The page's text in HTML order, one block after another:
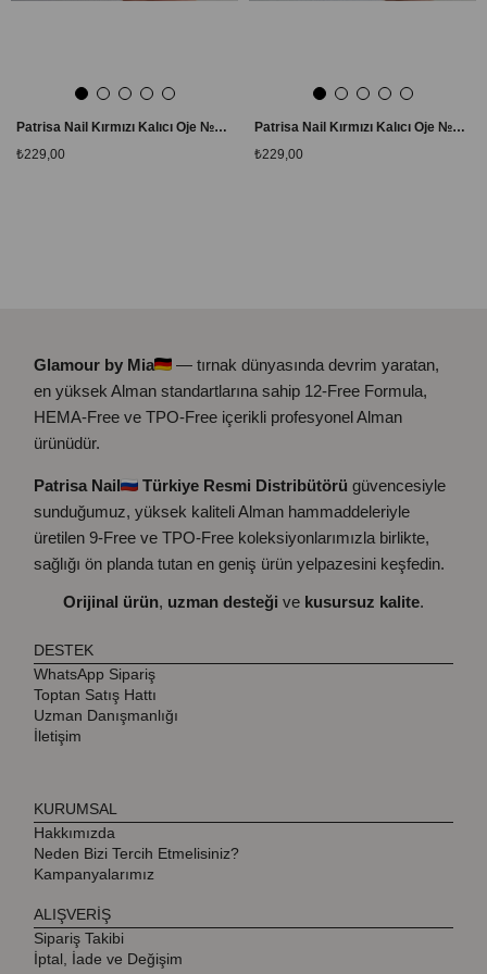
Patrisa Nail Kırmızı Kalıcı Oje №150 – TPO Free – 8 ml
₺229,00
Patrisa Nail Kırmızı Kalıcı Oje №151 – TPO Free – 8 ml
₺229,00
Glamour by Mia
— tırnak dünyasında devrim yaratan,
en yüksek Alman standartlarına sahip 12-Free Formula,
HEMA-Free ve TPO-Free içerikli profesyonel Alman
ürünüdür.
Patrisa Nail Türkiye Resmi Distribütörü güvencesiyle
sunduğumuz, yüksek kaliteli Alman hammaddeleriyle
üretilen 9-Free ve TPO-Free koleksiyonlarımızla birlikte,
sağlığı ön planda tutan en geniş ürün yelpazesini keşfedin.
Orijinal ürün, uzman desteği ve kusursuz kalite.
DESTEK
WhatsApp Sipariş
Toptan Satış Hattı
Uzman Danışmanlığı
İletişim
KURUMSAL
Hakkımızda
Neden Bizi Tercih Etmelisiniz?
Kampanyalarımız
ALIŞVERİŞ
Sipariş Takibi
İptal, İade ve Değişim